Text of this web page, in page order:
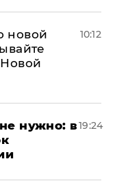
новой
10:12
нужно: в19:24